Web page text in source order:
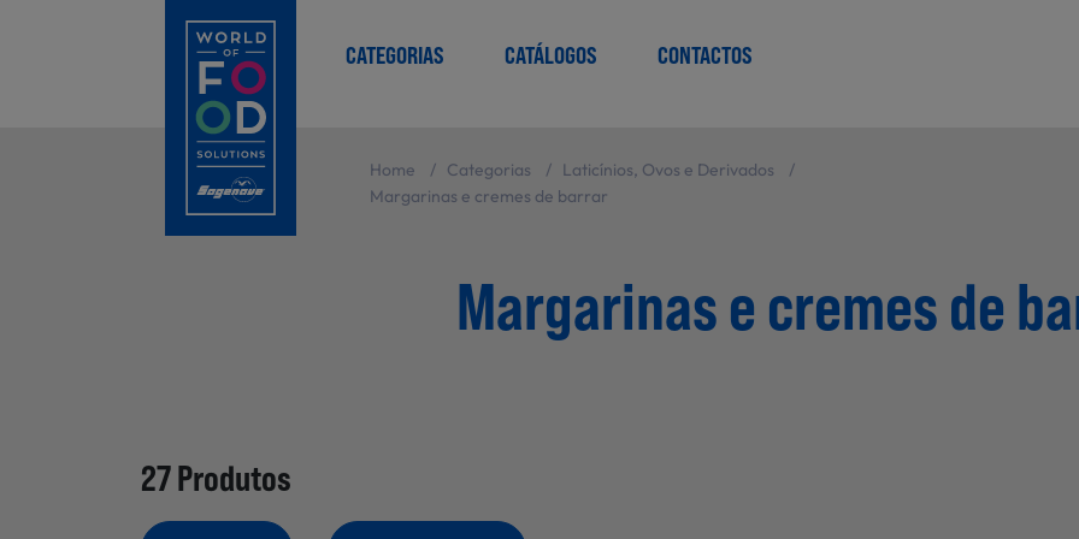
CATEGORIAS CATÁLOGOS CONTACTOS
Home / Categorias / Laticínios, Ovos e Derivados
/
Margarinas e cremes de barrar
Margarinas e cremes de
27 Produtos